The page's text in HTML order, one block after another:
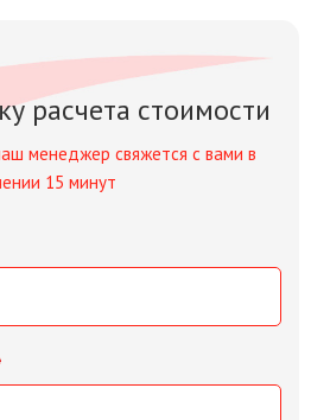
расчета стоимости
менеджер свяжется с вами в
15 минут